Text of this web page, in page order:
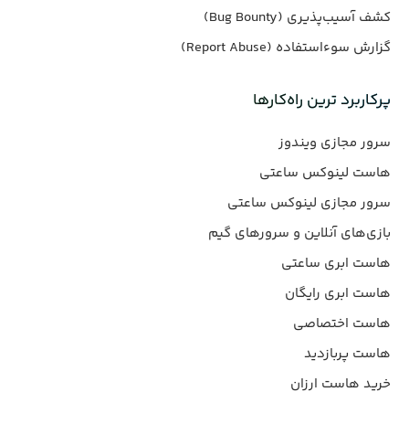
کشف آسیب‌پذیری (Bug Bounty)
گزارش سوءاستفاده (Report Abuse)
پرکاربرد ترین راه‌کارها
سرور مجازی ویندوز
هاست لینوکس ساعتی
سرور مجازی لینوکس ساعتی
بازی‌های آنلاین و سرورهای گیم
هاست ابری ساعتی
هاست ابری رایگان
هاست اختصاصی
هاست پربازدید
خرید هاست ارزان